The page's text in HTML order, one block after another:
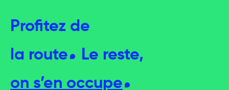
Profitez de
la route
Le reste,
on s’en occupe